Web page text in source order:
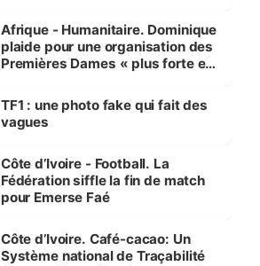
Afrique - Humanitaire. Dominique
plaide pour une organisation des
Premières Dames « plus forte et
sur la scène internationale »
TF1 : une photo fake qui fait des
vagues
Côte d’Ivoire - Football. La
Fédération siffle la fin de match
pour Emerse Faé
Côte d’Ivoire. Café-cacao: Un
Système national de Traçabilité